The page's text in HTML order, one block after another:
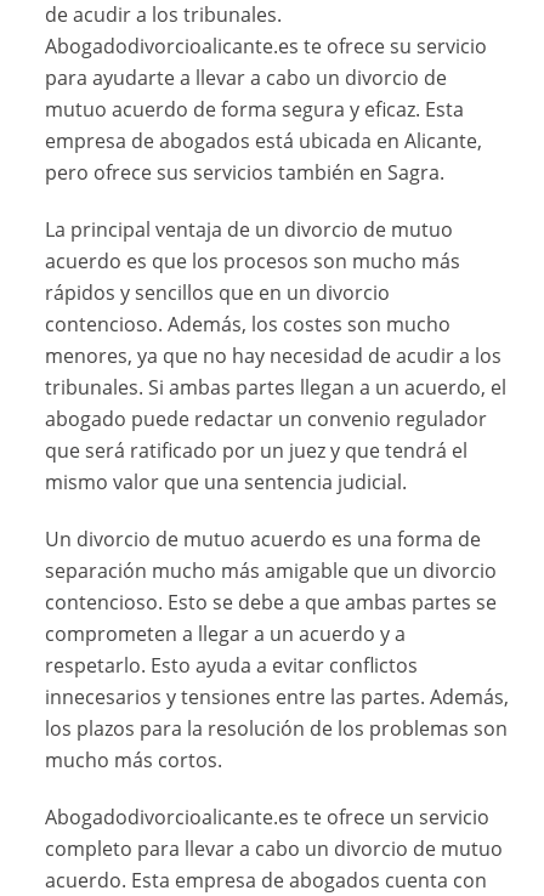
de acudir a los tribunales.
Abogadodivorcioalicante.es te ofrece su servicio
para ayudarte a llevar a cabo un divorcio de
mutuo acuerdo de forma segura y eficaz. Esta
empresa de abogados está ubicada en Alicante,
pero ofrece sus servicios también en Sagra.
La principal ventaja de un divorcio de mutuo
acuerdo es que los procesos son mucho más
rápidos y sencillos que en un divorcio
contencioso. Además, los costes son mucho
menores, ya que no hay necesidad de acudir a los
tribunales. Si ambas partes llegan a un acuerdo, el
abogado puede redactar un convenio regulador
que será ratificado por un juez y que tendrá el
mismo valor que una sentencia judicial.
Un divorcio de mutuo acuerdo es una forma de
separación mucho más amigable que un divorcio
contencioso. Esto se debe a que ambas partes se
comprometen a llegar a un acuerdo y a
respetarlo. Esto ayuda a evitar conflictos
innecesarios y tensiones entre las partes. Además,
los plazos para la resolución de los problemas son
mucho más cortos.
Abogadodivorcioalicante.es te ofrece un servicio
completo para llevar a cabo un divorcio de mutuo
acuerdo. Esta empresa de abogados cuenta con